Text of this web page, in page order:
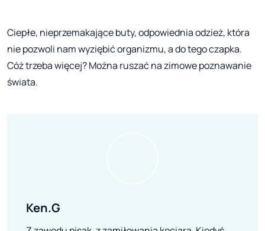
Ciepłe, nieprzemakające buty, odpowiednia odzież, która
nie pozwoli nam wyziębić organizmu, a do tego czapka.
Cóż trzeba więcej? Można ruszać na zimowe poznawanie
świata.
Ken.G